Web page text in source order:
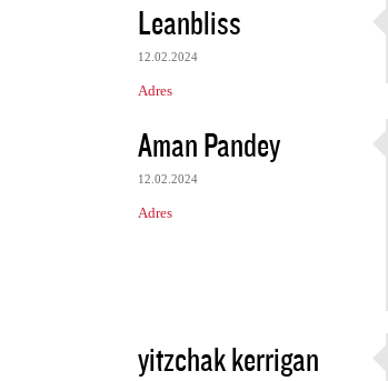
Leanbliss
12.02.2024
Adres
Aman Pandey
12.02.2024
Adres
yitzchak kerrigan